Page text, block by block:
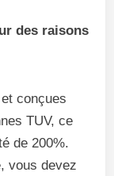
des raisons
conçues
TUV, ce
de 200%.
vous devez